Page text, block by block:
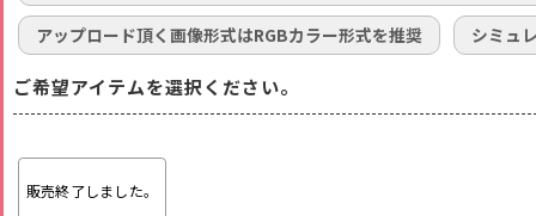
アップロード頂く画像形式はRGBカラー形式を推奨 シミュ
ご希望アイテムを選択ください。
販売終了しました。